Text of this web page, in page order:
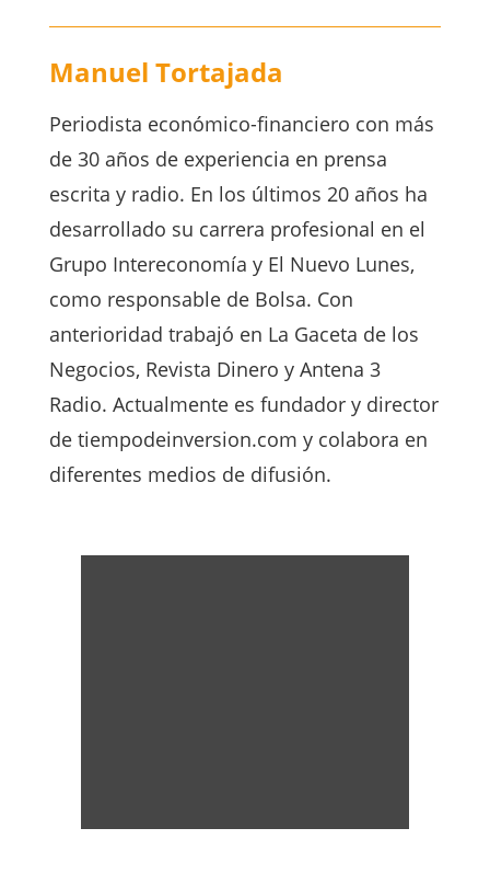
Manuel Tortajada
Periodista económico-financiero con más
de 30 años de experiencia en prensa
escrita y radio. En los últimos 20 años ha
desarrollado su carrera profesional en el
Grupo Intereconomía y El Nuevo Lunes,
como responsable de Bolsa. Con
anterioridad trabajó en La Gaceta de los
Negocios, Revista Dinero y Antena 3
Radio. Actualmente es fundador y director
de tiempodeinversion.com y colabora en
diferentes medios de difusión.